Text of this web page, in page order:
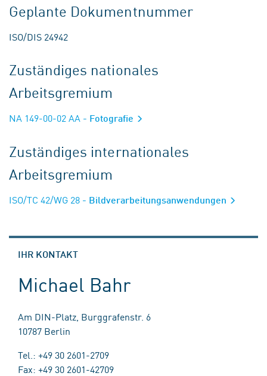
Geplante Dokumentnummer
ISO/DIS 24942
Zuständiges nationales
Arbeitsgremium
NA 149-00-02 AA - Fotografie
Zuständiges internationales
Arbeitsgremium
ISO/TC 42/WG 28 - Bildverarbeitungsanwendungen
IHR KONTAKT
Michael Bahr
Am DIN-Platz, Burggrafenstr. 6
10787 Berlin
Tel.: +49 30 2601-2709
Fax: +49 30 2601-42709